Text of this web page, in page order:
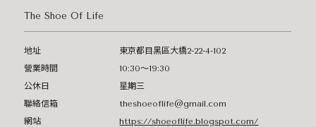
The Shoe Of Life
地址
東京都目黑區大橋2-22-4-102
營業時間
10:30～19:30
公休日
星期三
聯絡信箱
theshoeoflife@gmail.com
網站
https://shoeoflife.blogspot.com/